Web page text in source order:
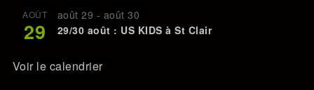
AOÛT
29
août 29 - août 30
29/30 août : US KIDS à St Clair
Voir le calendrier